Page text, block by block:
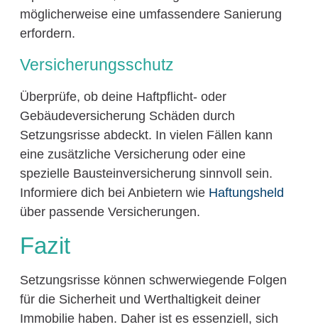
möglicherweise eine umfassendere Sanierung
erfordern.
Versicherungsschutz
Überprüfe, ob deine Haftpflicht- oder
Gebäudeversicherung Schäden durch
Setzungsrisse abdeckt. In vielen Fällen kann
eine zusätzliche Versicherung oder eine
spezielle Bausteinversicherung sinnvoll sein.
Informiere dich bei Anbietern wie Haftungsheld
über passende Versicherungen.
Fazit
Setzungsrisse können schwerwiegende Folgen
für die Sicherheit und Werthaltigkeit deiner
Immobilie haben. Daher ist es essenziell, sich